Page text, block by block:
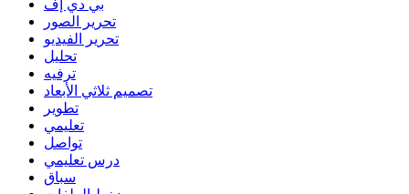
بي دي إف
تحرير الصور
تحرير الفيديو
تحليل
ترفيه
تصميم ثلاثي الأبعاد
تطوير
تعليمي
تواصل
درس تعليمي
سباق